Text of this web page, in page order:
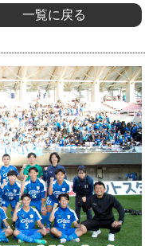
一覧に戻る